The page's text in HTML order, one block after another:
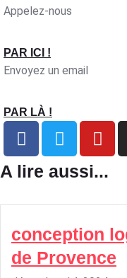
Appelez-nous
PAR ICI !
Envoyez un email
PAR LÀ !
A lire aussi...
conception
de Provence